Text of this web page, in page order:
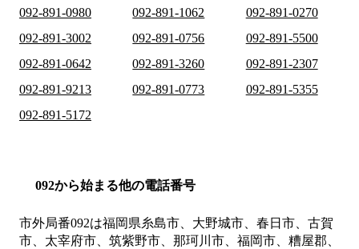
092-891-0980
092-891-1062
092-891-0270
092-891-3002
092-891-0756
092-891-5500
092-891-0642
092-891-3260
092-891-2307
092-891-9213
092-891-0773
092-891-5355
092-891-5172
092から始まる他の電話番号
市外局番092は福岡県糸島市、大野城市、春日市、古賀
市、太宰府市、筑紫野市、那珂川市、福岡市、糟屋郡、